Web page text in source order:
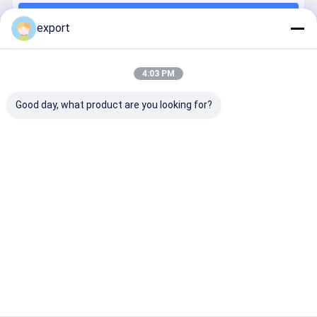
Полный турникет высоты
Система управления доступом распознавания лиц
Система стоянки ЛПР
export
4:03 PM
Good day, what product are you looking for?